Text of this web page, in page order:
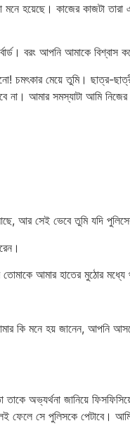
হয়েছে। কাজের কাজটা তারা
বরং আপনি আমাকে বিশ্বাস
মেয়ে তুমি। ছাত্র-
আমার সমস্যাটা আমি
আর সেই ভেবে তুমি যদি
আমার হাতের মুঠোর মধ্যে
কি মনে হয় জানেন, আপনি
অভ্যর্থনা জানিয়ে
ফেলে সে পুলিসকে